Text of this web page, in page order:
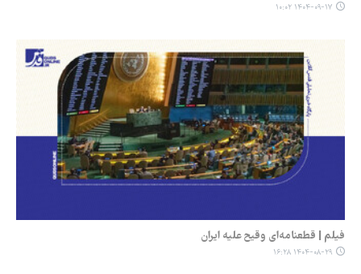
۱۴۰۴-۰۹-۱۷ ۱۰:۰۲
فیلم | قطعنامه‌ای وقیح علیه ایران
۱۴۰۴-۰۸-۲۹ ۱۶:۲۸